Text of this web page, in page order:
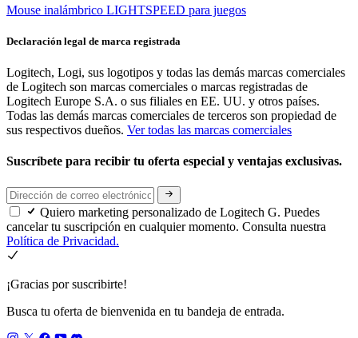
Mouse inalámbrico LIGHTSPEED para juegos
Declaración legal de marca registrada
Logitech, Logi, sus logotipos y todas las demás marcas comerciales
de Logitech son marcas comerciales o marcas registradas de
Logitech Europe S.A. o sus filiales en EE. UU. y otros países.
Todas las demás marcas comerciales de terceros son propiedad de
sus respectivos dueños. Ver todas las marcas comerciales
Suscríbete para recibir tu oferta especial y ventajas exclusivas.
Quiero marketing personalizado de Logitech G. Puedes
cancelar tu suscripción en cualquier momento. Consulta nuestra
Política de Privacidad.
¡Gracias por suscribirte!
Busca tu oferta de bienvenida en tu bandeja de entrada.